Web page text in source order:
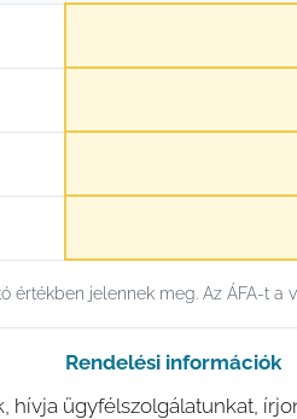
értékben jelennek meg. Az ÁFA-t a
Rendelési információk
hívja ügyfélszolgálatunkat,